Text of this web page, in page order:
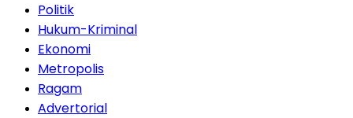
Politik
Hukum-Kriminal
Ekonomi
Metropolis
Ragam
Advertorial